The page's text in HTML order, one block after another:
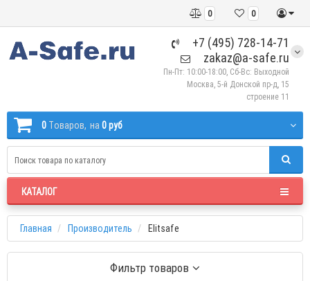
0
0
+7 (495) 728-14-71
zakaz@a-safe.ru
Пн-Пт: 10:00-18:00, Сб-Вс: Выходной
Москва, 5-й Донской пр-д, 15
строение 11
0 Tоваров, на 0 руб
КАТАЛОГ
Главная Производитель Elitsafe
Фильтр товаров